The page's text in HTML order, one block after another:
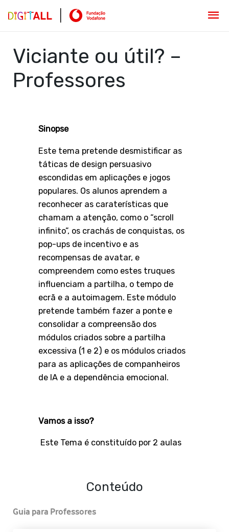
Viciante ou útil? –
Professores
Sinopse
Este tema pretende desmistificar as
táticas de design persuasivo
escondidas em aplicações e jogos
populares. Os alunos aprendem a
reconhecer as caraterísticas que
chamam a atenção, como o “scroll
infinito”, os crachás de conquistas, os
pop-ups de incentivo e as
recompensas de avatar, e
compreendem como estes truques
influenciam a partilha, o tempo de
ecrã e a autoimagem. Este módulo
pretende também fazer a ponte e
consolidar a compreensão dos
módulos criados sobre a partilha
excessiva (1 e 2) e os módulos criados
para as aplicações de companheiros
de IA e a dependência emocional.
Vamos a isso?
Este Tema é constituído por 2 aulas
Conteúdo
Guia para Professores